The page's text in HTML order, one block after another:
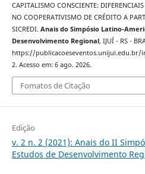
CAPITALISMO CONSCIENTE:
NO COOPERATIVISMO DE CRÉDITO A
SICREDI. Anais do Simpósio Latino-
Desenvolvimento Regional, IJUÍ - RS -
https://
2. Acesso em: 6 ago. 2026.
Fomatos de Citação
Edição
v. 2 n. 2 (2021): Anais do II
Estudos de Desenvolvimento